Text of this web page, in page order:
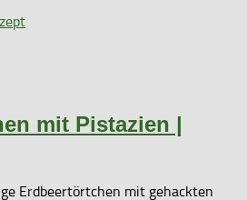
mit Pistazien |
Erdbeertörtchen mit gehackten